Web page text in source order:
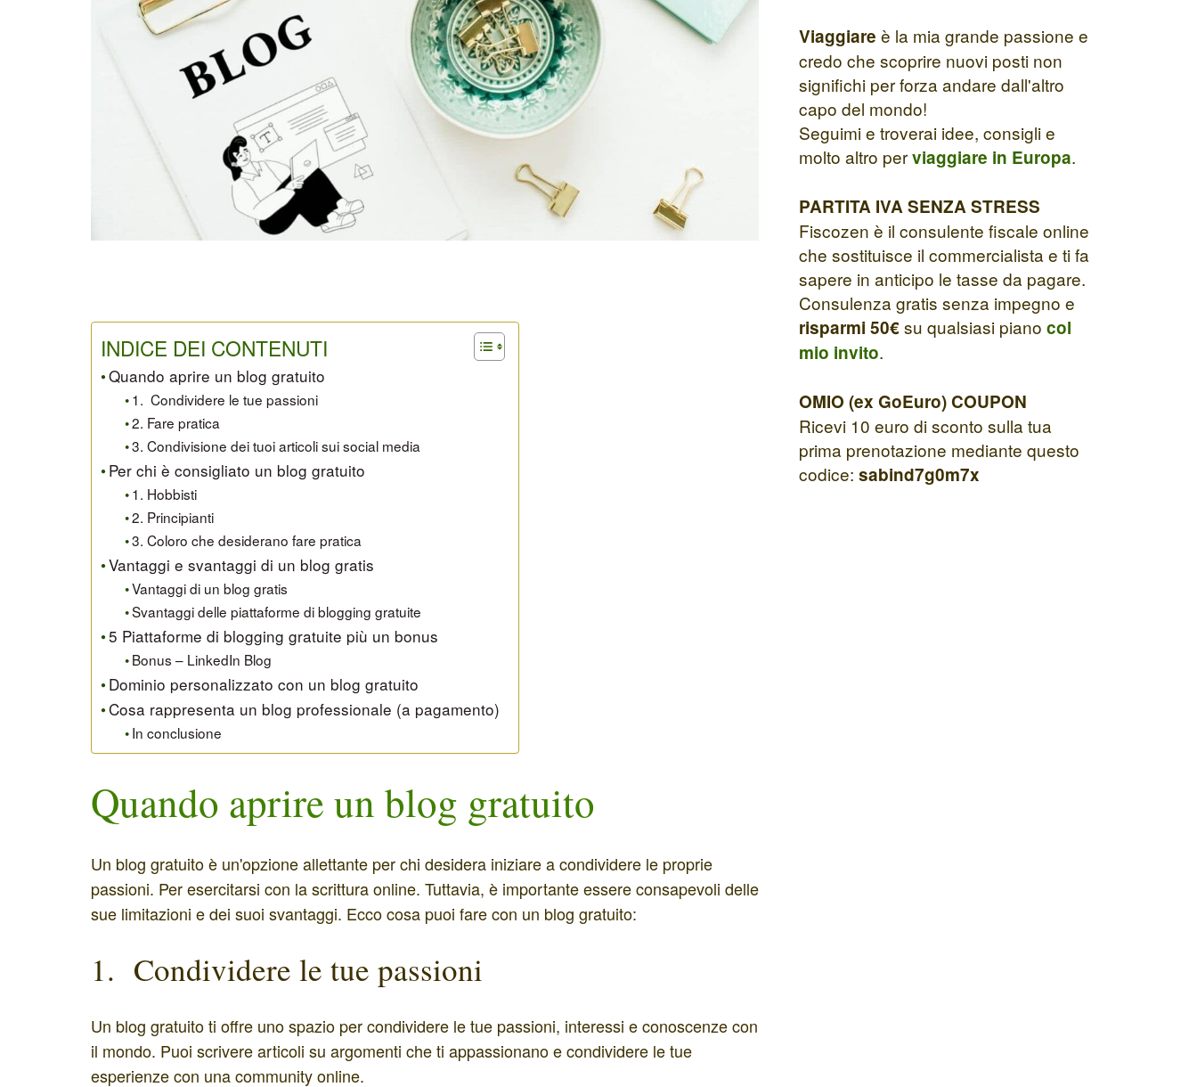
INDICE DEI CONTENUTI
Quando aprire un blog gratuito
1. Condividere le tue passioni
2. Fare pratica
3. Condivisione dei tuoi articoli sui social media
Per chi è consigliato un blog gratuito
1. Hobbisti
2. Principianti
3. Coloro che desiderano fare pratica
Vantaggi e svantaggi di un blog gratis
Vantaggi di un blog gratis
Svantaggi delle piattaforme di blogging gratuite
5 Piattaforme di blogging gratuite più un bonus
Bonus – LinkedIn Blog
Dominio personalizzato con un blog gratuito
Cosa rappresenta un blog professionale (a pagamento)
In conclusione
Quando aprire un blog gratuito
Un blog gratuito è un'opzione allettante per chi desidera iniziare a condividere le proprie
passioni. Per esercitarsi con la scrittura online. Tuttavia, è importante essere consapevoli delle
sue limitazioni e dei suoi svantaggi. Ecco cosa puoi fare con un blog gratuito:
1. Condividere le tue passioni
Un blog gratuito ti offre uno spazio per condividere le tue passioni, interessi e conoscenze con
il mondo. Puoi scrivere articoli su argomenti che ti appassionano e condividere le tue
esperienze con una community online.
Viaggiare è la mia grande passione e
credo che scoprire nuovi posti non
significhi per forza andare dall'altro
capo del mondo!
Seguimi e troverai idee, consigli e
molto altro perviaggiare in Europa.
PARTITA IVA SENZA STRESS
Fiscozen è il consulente fiscale online
che sostituisce il commercialista e ti fa
sapere in anticipo le tasse da pagare.
Consulenza gratis senza impegno e
risparmi 50€su qualsiasi piano col
mio invito.
OMIO (ex GoEuro) COUPON
Ricevi 10 euro di sconto sulla tua
prima prenotazione mediante questo
codice: sabind7g0m7x